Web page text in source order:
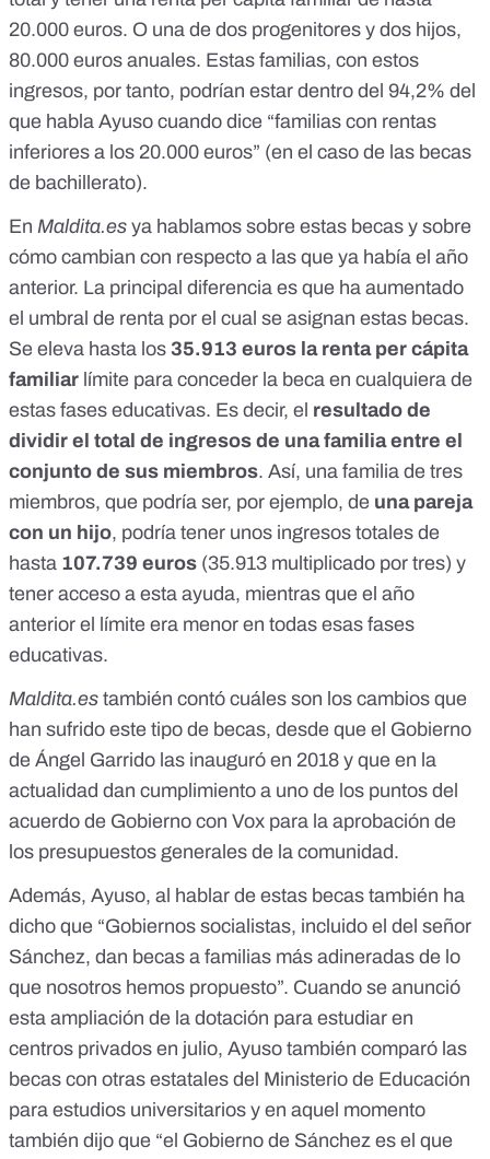
20.000 euros. O una de dos progenitores y dos hijos,
80.000 euros anuales. Estas familias, con estos
ingresos, por tanto, podrían estar dentro del 94,2% del
que habla Ayuso cuando dice “familias con rentas
inferiores a los 20.000 euros” (en el caso de las becas
de bachillerato).
En Maldita.es ya hablamos sobre estas becas y sobre
cómo cambian con respecto a las que ya había el año
anterior. La principal diferencia es que ha aumentado
el umbral de renta por el cual se asignan estas becas.
Se eleva hasta los 35.913 euros la renta per cápita
familiar límite para conceder la beca en cualquiera de
estas fases educativas. Es decir, el resultado de
dividir el total de ingresos de una familia entre el
conjunto de sus miembros. Así, una familia de tres
miembros, que podría ser, por ejemplo, de una pareja
con un hijo, podría tener unos ingresos totales de
hasta 107.739 euros (35.913 multiplicado por tres) y
tener acceso a esta ayuda, mientras que el año
anterior el límite era menor en todas esas fases
educativas.
Maldita.es también contó cuáles son los cambios que
han sufrido este tipo de becas, desde que el Gobierno
de Ángel Garrido las inauguró en 2018 y que en la
actualidad dan cumplimiento a uno de los puntos del
acuerdo de Gobierno con Vox para la aprobación de
los presupuestos generales de la comunidad.
Además, Ayuso, al hablar de estas becas también ha
dicho que “Gobiernos socialistas, incluido el del señor
Sánchez, dan becas a familias más adineradas de lo
que nosotros hemos propuesto”. Cuando se anunció
esta ampliación de la dotación para estudiar en
centros privados en julio, Ayuso también comparó las
becas con otras estatales del Ministerio de Educación
para estudios universitarios y en aquel momento
también dijo que “el Gobierno de Sánchez es el que